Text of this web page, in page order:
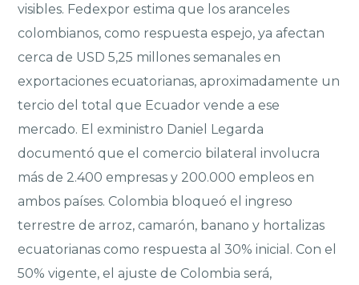
visibles. Fedexpor estima que los aranceles
colombianos, como respuesta espejo, ya afectan
cerca de USD 5,25 millones semanales en
exportaciones ecuatorianas, aproximadamente un
tercio del total que Ecuador vende a ese
mercado. El exministro Daniel Legarda
documentó que el comercio bilateral involucra
más de 2.400 empresas y 200.000 empleos en
ambos países. Colombia bloqueó el ingreso
terrestre de arroz, camarón, banano y hortalizas
ecuatorianas como respuesta al 30% inicial. Con el
50% vigente, el ajuste de Colombia será,